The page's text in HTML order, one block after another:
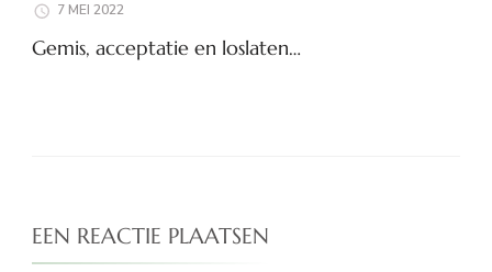
7 MEI 2022
Gemis, acceptatie en loslaten…
EEN REACTIE PLAATSEN